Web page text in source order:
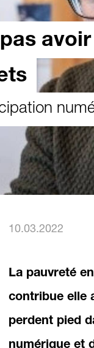
10.03.2022
La pauvreté
contribue elle
perdent pied
numérique et